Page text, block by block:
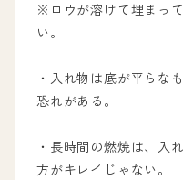
※ロウが溶けて埋まっ
い。
・入れ物は底が平らな
恐れがある。
・長時間の燃焼は、入
方がキレイじゃない。